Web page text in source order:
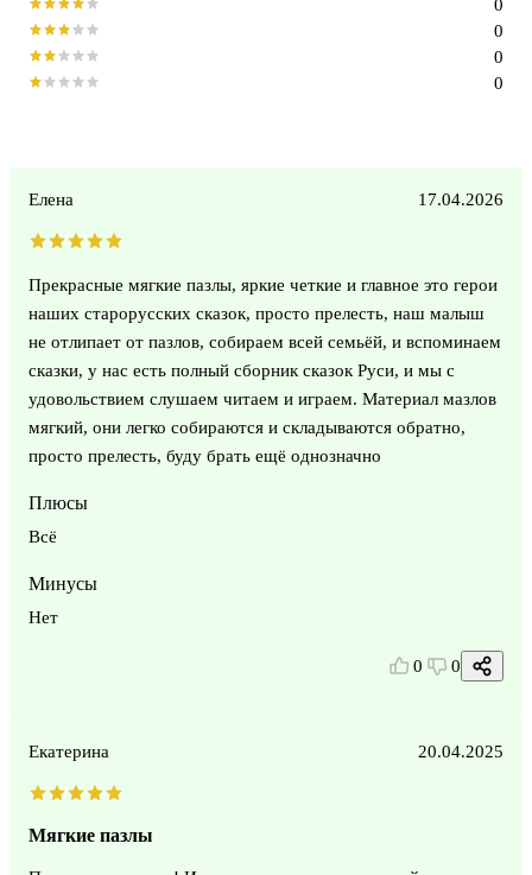
0
0
0
0
Елена 17.04.2026
Прекрасные мягкие пазлы, яркие четкие и главное это герои
наших старорусских сказок, просто прелесть, наш малыш
не отлипает от пазлов, собираем всей семьёй, и вспоминаем
сказки, у нас есть полный сборник сказок Руси, и мы с
удовольствием слушаем читаем и играем. Материал мазлов
мягкий, они легко собираются и складываются обратно,
просто прелесть, буду брать ещё однозначно
Плюсы
Всё
Минусы
Нет
0 0
Екатерина 20.04.2025
Мягкие пазлы